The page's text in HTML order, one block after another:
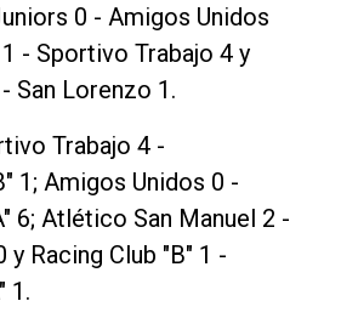
0 - Amigos Unidos
- Sportivo Trabajo 4 y
San Lorenzo 1.
Trabajo 4 -
1; Amigos Unidos 0 -
6; Atlético San Manuel 2 -
y Racing Club "B" 1 -
1.